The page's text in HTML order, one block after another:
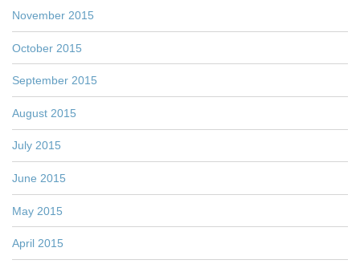
November 2015
October 2015
September 2015
August 2015
July 2015
June 2015
May 2015
April 2015